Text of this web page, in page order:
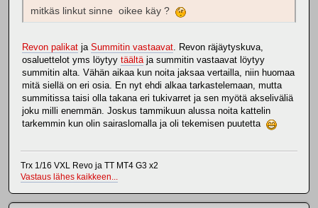
mitkäs linkut sinne oikee käy ?
Revon palikat ja Summitin vastaavat. Revon räjäytyskuva,
osaluettelot yms löytyy täältäja summitin vastaavat löytyy
summitin alta. Vähän aikaa kun noita jaksaa vertailla, niin huomaa
mitä siellä on eri osia. En nyt ehdi alkaa tarkastelemaan, mutta
summitissa taisi olla takana eri tukivarret ja sen myötä akseliväliä
joku milli enemmän. Joskus tammikuun alussa noita kattelin
tarkemmin kun olin sairaslomalla ja oli tekemisen puutetta
Trx 1/16 VXL Revo ja TT MT4 G3 x2
Vastaus lähes kaikkeen...